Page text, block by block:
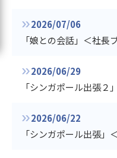
2026/07/06
「娘との会話」＜社長
2026/06/29
2026/06/22
「シンガポール出張